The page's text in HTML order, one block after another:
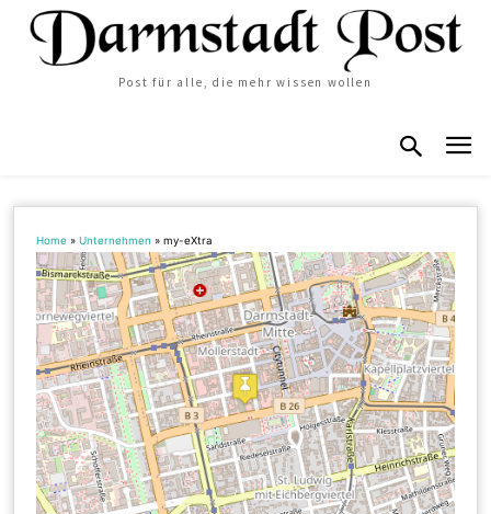
Post für alle, die mehr wissen wollen
Home »Unternehmen »my-eXtra